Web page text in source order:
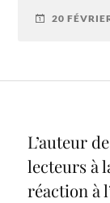
20
L’auteur
lecteurs à
réaction à